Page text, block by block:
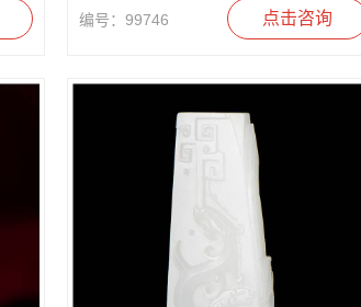
编号：99746 点击咨询